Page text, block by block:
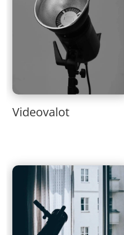
Videovalot